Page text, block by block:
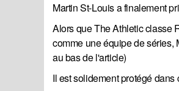
Martin St-Louis a finalement
Alors que The Athletic classe
comme une équipe de séries,
au bas de l'article)
Il est solidement protégé